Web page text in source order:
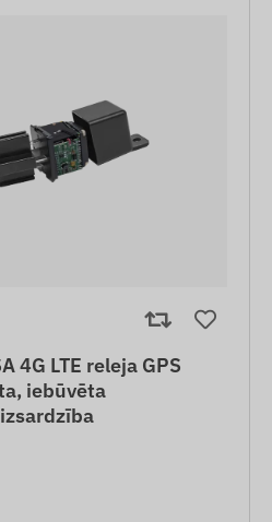
4G LTE releja GPS
iebūvēta